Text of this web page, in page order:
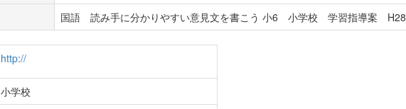
国語 読み手に分かりやすい意見文を書こう 小6 小学校 学習指導案 H28
http://
小学校